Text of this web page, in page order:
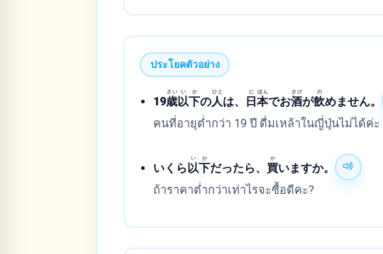
ประโยคตัวอย่าง
19歳
さい
以
い
下
か
の人
ひと
は、 日
に
本
ほん
でお酒
さけ
が飲
の
めません。
คนที่อายุต่ำกว่า 19 ปี ดื่มเหล้าในญี่ปุ่นไม่ได้ค่ะ
いくら以
い
下
か
だったら、 買
か
いますか。
ถ้าราคาต่ำกว่าเท่าไรจะซื้อดีคะ?